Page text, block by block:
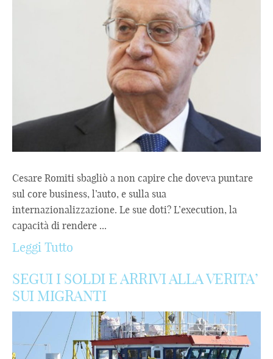
Cesare Romiti sbagliò a non capire che doveva puntare
sul core business, l’auto, e sulla sua
internazionalizzazione. Le sue doti? L’execution, la
capacità di rendere ...
Leggi Tutto
SEGUI I SOLDI E ARRIVI ALLA VERITA’
SUI MIGRANTI